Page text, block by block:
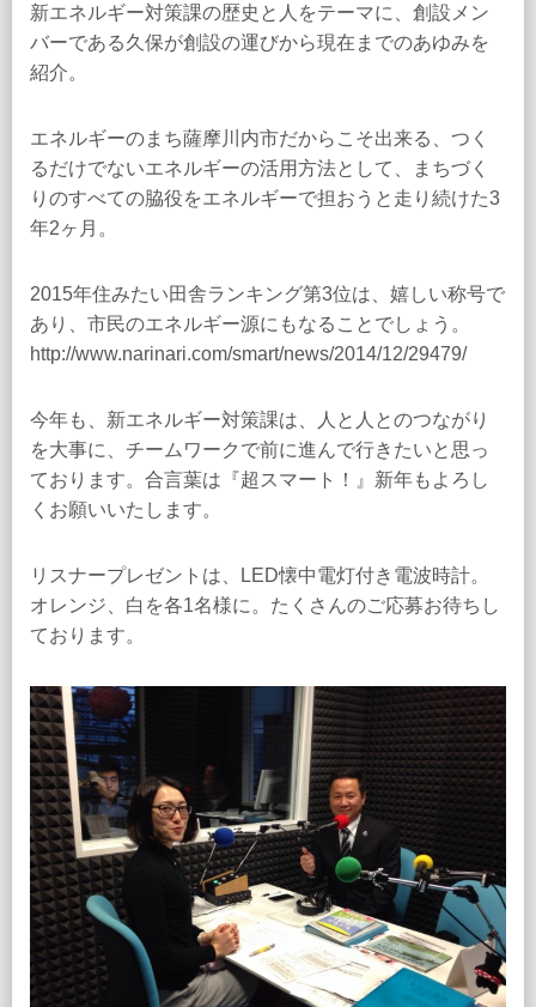
新エネルギー対策課の歴史と人をテーマに、創設メン
バーである久保が創設の運びから現在までのあゆみを
紹介。
エネルギーのまち薩摩川内市だからこそ出来る、つく
るだけでないエネルギーの活用方法として、まちづく
りのすべての脇役をエネルギーで担おうと走り続けた3
年2ヶ月。
2015年住みたい田舎ランキング第3位は、嬉しい称号で
あり、市民のエネルギー源にもなることでしょう。
http://www.narinari.com/smart/news/2014/12/29479/
今年も、新エネルギー対策課は、人と人とのつながり
を大事に、チームワークで前に進んで行きたいと思っ
ております。合言葉は『超スマート！』新年もよろし
くお願いいたします。
リスナープレゼントは、LED懐中電灯付き電波時計。
オレンジ、白を各1名様に。たくさんのご応募お待ちし
ております。